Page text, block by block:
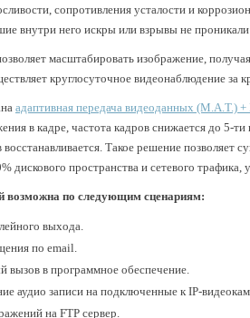
сопротивления усталости и
внутри него искры или взрывы не
масштабировать изображение,
круглосуточное видеонаблюдение за
адаптивная передача видеоданных (M.A.T.)
в кадре, частота кадров снижается до 5-
Такое решение
дискового пространства и сетевого трафика,
возможна по следующим сценариям:
выхода.
по email.
вызов в программное обеспечение.
аудио записи на подключенные к IP-
на FTP сервер.